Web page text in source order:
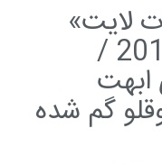
لایت»
بهترین فیلم اسکار 2016 /
ابهت
گم شده